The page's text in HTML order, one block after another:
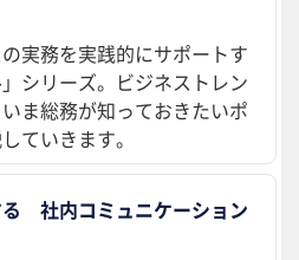
実務を実践的にサポートす
シリーズ。ビジネストレン
ま総務が知っておきたいポ
ていきます。
社内コミュニケーション